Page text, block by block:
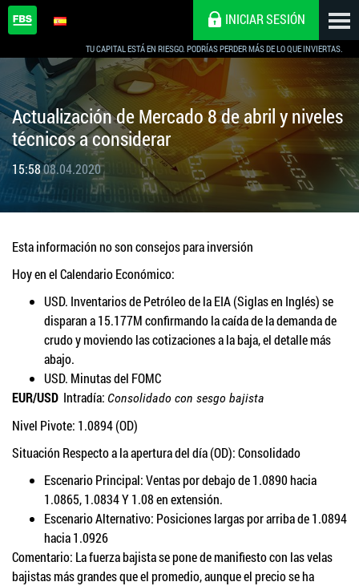
TU CAPITAL ESTÁ EN RIESGO. PODRÍAS PERDER MÁS DE LO QUE INVIERTAS.
INICIAR SESIÓN
Actualización de Mercado 8 de abril y niveles
técnicos a considerar
15:5808.04.2020
Esta información no son consejos para inversión
Hoy en el Calendario Económico:
USD. Inventarios de Petróleo de la EIA (Siglas en Inglés) se
disparan a 15.177M confirmando la caída de la demanda de
crudo y moviendo las cotizaciones a la baja, el detalle más
abajo.
USD. Minutas del FOMC
EUR/USD Intradía: Consolidado con sesgo bajista
Nivel Pivote: 1.0894 (OD)
Situación Respecto a la apertura del día (OD): Consolidado
Escenario Principal: Ventas por debajo de 1.0890 hacia
1.0865, 1.0834 Y 1.08 en extensión.
Escenario Alternativo: Posiciones largas por arriba de 1.0894
hacia 1.0926
Comentario: La fuerza bajista se pone de manifiesto con las velas
bajistas más grandes que el promedio, aunque el precio se ha